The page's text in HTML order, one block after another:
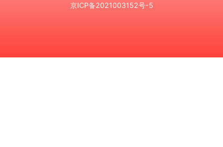
京ICP备2021003152号-5